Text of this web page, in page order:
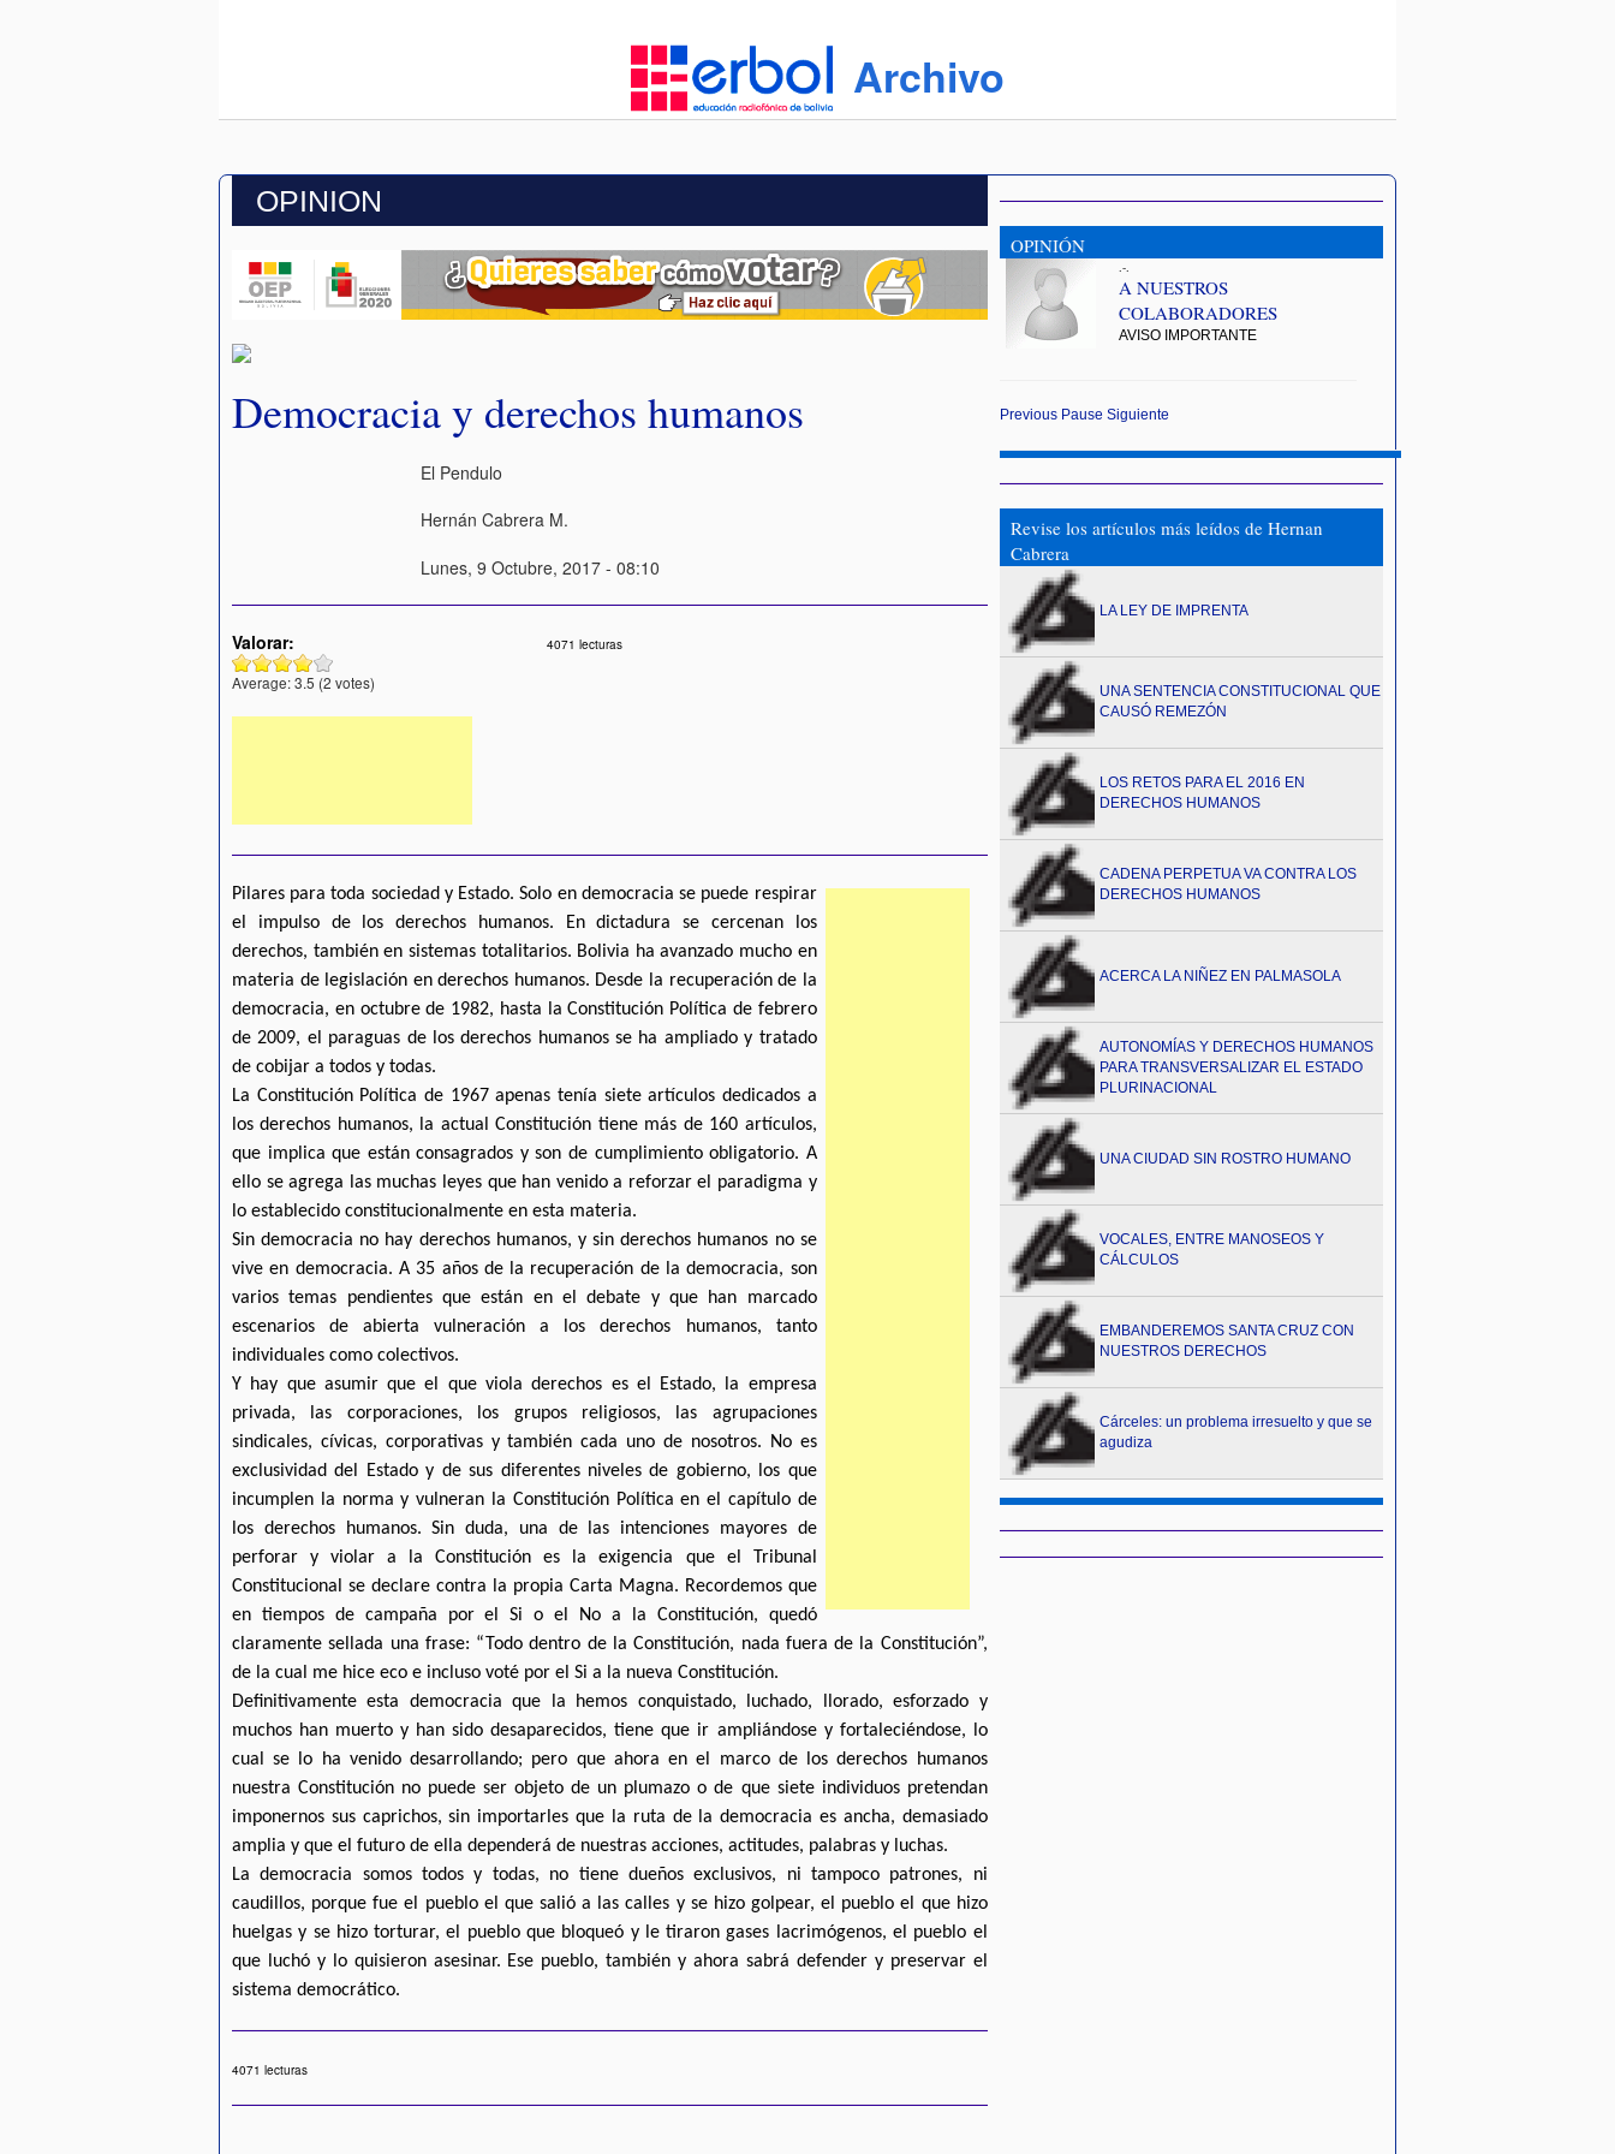
Archivo
OPINION
Democracia y derechos humanos
El Pendulo
Hernán Cabrera M.
Lunes, 9 Octubre, 2017 - 08:10
Valorar:
Average:3.5 (2 votes)
4071 lecturas
Pilares para toda sociedad y Estado. Solo en democracia se puede respirar
el impulso de los derechos humanos. En dictadura se cercenan los
derechos, también en sistemas totalitarios. Bolivia ha avanzado mucho en
materia de legislación en derechos humanos. Desde la recuperación de la
democracia, en octubre de 1982, hasta la Constitución Política de febrero
de 2009, el paraguas de los derechos humanos se ha ampliado y tratado
de cobijar a todos y todas.
La Constitución Política de 1967 apenas tenía siete artículos dedicados a
los derechos humanos, la actual Constitución tiene más de 160 artículos,
que implica que están consagrados y son de cumplimiento obligatorio. A
ello se agrega las muchas leyes que han venido a reforzar el paradigma y
lo establecido constitucionalmente en esta materia.
Sin democracia no hay derechos humanos, y sin derechos humanos no se
vive en democracia. A 35 años de la recuperación de la democracia, son
varios temas pendientes que están en el debate y que han marcado
escenarios de abierta vulneración a los derechos humanos, tanto
individuales como colectivos.
Y hay que asumir que el que viola derechos es el Estado, la empresa
privada, las corporaciones, los grupos religiosos, las agrupaciones
sindicales, cívicas, corporativas y también cada uno de nosotros. No es
exclusividad del Estado y de sus diferentes niveles de gobierno, los que
incumplen la norma y vulneran la Constitución Política en el capítulo de
los derechos humanos. Sin duda, una de las intenciones mayores de
perforar y violar a la Constitución es la exigencia que el Tribunal
Constitucional se declare contra la propia Carta Magna. Recordemos que
en tiempos de campaña por el Si o el No a la Constitución, quedó
claramente sellada una frase: “Todo dentro de la Constitución, nada fuera de la Constitución”,
de la cual me hice eco e incluso voté por el Si a la nueva Constitución.
Definitivamente esta democracia que la hemos conquistado, luchado, llorado, esforzado y
muchos han muerto y han sido desaparecidos, tiene que ir ampliándose y fortaleciéndose, lo
cual se lo ha venido desarrollando; pero que ahora en el marco de los derechos humanos
nuestra Constitución no puede ser objeto de un plumazo o de que siete individuos pretendan
imponernos sus caprichos, sin importarles que la ruta de la democracia es ancha, demasiado
amplia y que el futuro de ella dependerá de nuestras acciones, actitudes, palabras y luchas.
La democracia somos todos y todas, no tiene dueños exclusivos, ni tampoco patrones, ni
caudillos, porque fue el pueblo el que salió a las calles y se hizo golpear, el pueblo el que hizo
huelgas y se hizo torturar, el pueblo que bloqueó y le tiraron gases lacrimógenos, el pueblo el
que luchó y lo quisieron asesinar. Ese pueblo, también y ahora sabrá defender y preservar el
sistema democrático.
4071 lecturas
OPINIÓN
.-.
A NUESTROS
COLABORADORES
AVISO IMPORTANTE
Previous Pause Siguiente
Revise los artículos más leídos de Hernan
Cabrera
LA LEY DE IMPRENTA
UNA SENTENCIA CONSTITUCIONAL QUE
CAUSÓ REMEZÓN
LOS RETOS PARA EL 2016 EN
DERECHOS HUMANOS
CADENA PERPETUA VA CONTRA LOS
DERECHOS HUMANOS
ACERCA LA NIÑEZ EN PALMASOLA
AUTONOMÍAS Y DERECHOS HUMANOS
PARA TRANSVERSALIZAR EL ESTADO
PLURINACIONAL
UNA CIUDAD SIN ROSTRO HUMANO
VOCALES, ENTRE MANOSEOS Y
CÁLCULOS
EMBANDEREMOS SANTA CRUZ CON
NUESTROS DERECHOS
Cárceles: un problema irresuelto y que se
agudiza